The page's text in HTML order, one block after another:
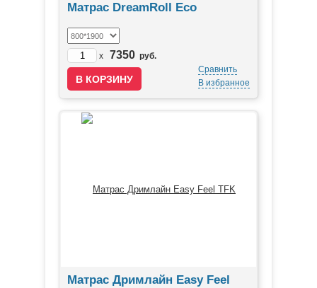
Матрас DreamRoll Eco
x 7350 руб.
Сравнить
В избранное
Матрас Дримлайн Easy Feel